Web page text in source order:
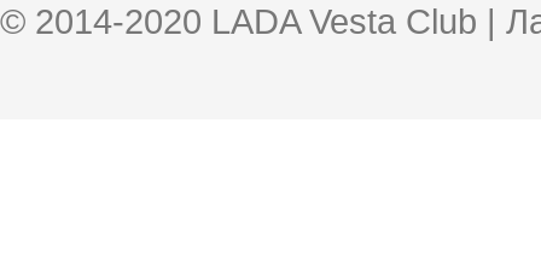
© 2014-2020 LADA Vesta Club |